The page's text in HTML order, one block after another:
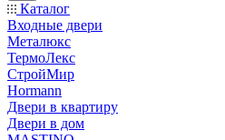
Каталог
Входные двери
Металюкс
ТермоЛекс
СтройМир
Hormann
Двери в квартиру
Двери в дом